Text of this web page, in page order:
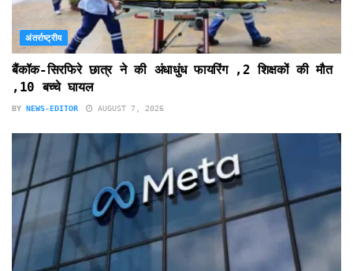
अंतर्राष्ट्रीय
बैंकॉक-सिरफिरे छात्र ने की अंधाधुंध फायरिंग ,2 शिक्षकों की मौत
,10 बच्चे घायल
BY NEWS-EDITOR AUGUST 7, 2026